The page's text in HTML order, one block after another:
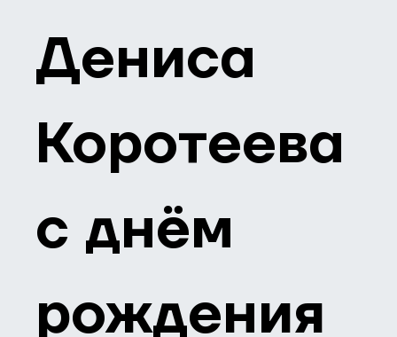
Дениса
Коротеева
с днём
рождения